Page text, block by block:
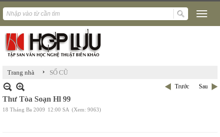
Trang nhà › SỐ CŨ
Trước Sau
Thư Tòa Soạn Hl 99
18 Tháng Ba 2009 12:00 SA (Xem: 9063)